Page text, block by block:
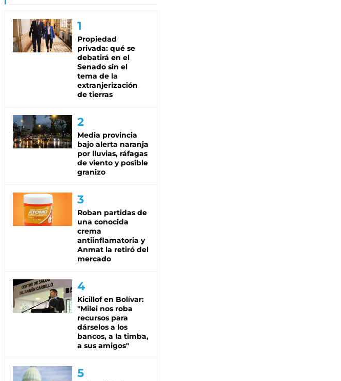
Propiedad
privada: qué se
debatirá en el
Senado sin el
tema de la
extranjerización
de tierras
Media provincia
bajo alerta naranja
por lluvias, ráfagas
de viento y posible
granizo
Roban partidas de
una conocida
crema
antiinflamatoria y
Anmat la retiró del
mercado
Kicillof en Bolívar:
"Milei nos roba
recursos para
dárselos a los
bancos, a la timba,
a sus amigos"